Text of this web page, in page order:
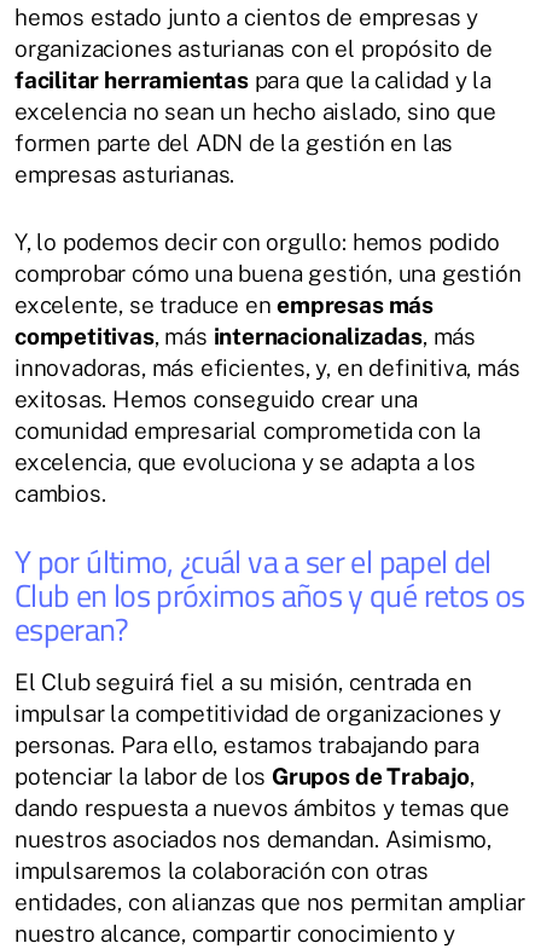
hemos estado junto a cientos de empresas y
organizaciones asturianas con el propósito de
facilitar herramientaspara que la calidad y la
excelencia no sean un hecho aislado, sino que
formen parte del ADN de la gestión en las
empresas asturianas.
Y, lo podemos decir con orgullo: hemos podido
comprobar cómo una buena gestión, una gestión
excelente, se traduce enempresas más
competitivas, más internacionalizadas, más
innovadoras, más eficientes, y, en definitiva, más
exitosas. Hemos conseguido crear una
comunidad empresarial comprometida con la
excelencia, que evoluciona y se adapta a los
cambios.
Y por último, ¿cuál va a ser el papel del
Club en los próximos años y qué retos os
esperan?
El Club seguirá fiel a su misión, centrada en
impulsar la competitividad de organizaciones y
personas. Para ello, estamos trabajando para
potenciar la labor de los Grupos de Trabajo,
dando respuesta a nuevos ámbitos y temas que
nuestros asociados nos demandan. Asimismo,
impulsaremos la colaboración con otras
entidades, con alianzas que nos permitan ampliar
nuestro alcance, compartir conocimiento y